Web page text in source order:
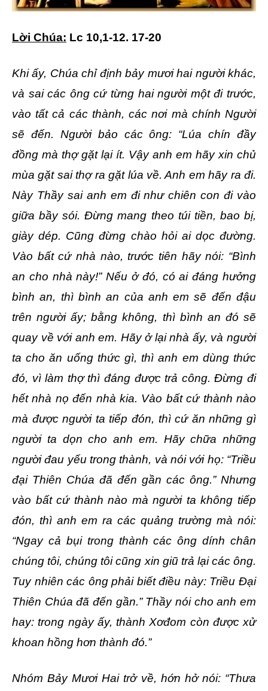
Lời Chúa: Lc 10,1-12. 17-20
Khi ấy, Chúa chỉ định bảy mươi hai người khác,
và sai các ông cứ từng hai người một đi trước,
vào tất cả các thành, các nơi mà chính Người
sẽ đến. Người bảo các ông: “Lúa chín đầy
đồng mà thợ gặt lại ít. Vậy anh em hãy xin chủ
mùa gặt sai thợ ra gặt lúa về. Anh em hãy ra đi.
Này Thầy sai anh em đi như chiên con đi vào
giữa bầy sói. Ðừng mang theo túi tiền, bao bị,
giày dép. Cũng đừng chào hỏi ai dọc đường.
Vào bất cứ nhà nào, trước tiên hãy nói: “Bình
an cho nhà này!” Nếu ở đó, có ai đáng hưởng
bình an, thì bình an của anh em sẽ đến đậu
trên người ấy; bằng không, thì bình an đó sẽ
quay về với anh em. Hãy ở lại nhà ấy, và người
ta cho ăn uống thức gì, thì anh em dùng thức
đó, vì làm thợ thì đáng được trả công. Ðừng đi
hết nhà nọ đến nhà kia. Vào bất cứ thành nào
mà được người ta tiếp đón, thì cứ ăn những gì
người ta dọn cho anh em. Hãy chữa những
người đau yếu trong thành, và nói với họ: “Triều
đại Thiên Chúa đã đến gần các ông.” Nhưng
vào bất cứ thành nào mà người ta không tiếp
đón, thì anh em ra các quảng trường mà nói:
“Ngay cả bụi trong thành các ông dính chân
chúng tôi, chúng tôi cũng xin giũ trả lại các ông.
Tuy nhiên các ông phải biết điều này: Triều Ðại
Thiên Chúa đã đến gần.” Thầy nói cho anh em
hay: trong ngày ấy, thành Xơđom còn được xử
khoan hồng hơn thành đó.”
Nhóm Bảy Mươi Hai trở về, hớn hở nói: “Thưa